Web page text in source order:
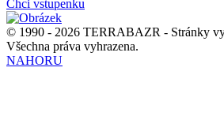
Chci vstupenku
© 1990 - 2026 TERRABAZR - Stránky
Všechna práva vyhrazena.
NAHORU